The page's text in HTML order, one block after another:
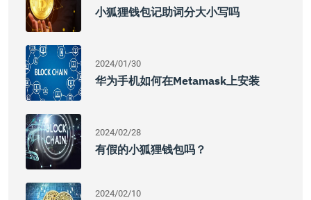
小狐狸钱包记助词分大小写吗
2024/01/30
华为手机如何在Metamask上安装
2024/02/28
有假的小狐狸钱包吗？
2024/02/10